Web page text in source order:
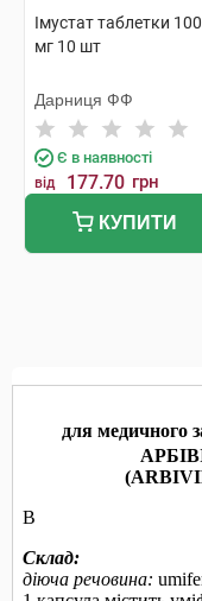
Імустат таблетки 100
мг 10 шт
Дарниця ФФ
Є в наявності
від 177.70 грн
КУПИТИ